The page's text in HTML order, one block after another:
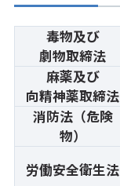
毒物及び
劇物取締法
麻薬及び
向精神薬取締法
消防法（危険
物）
労働安全衛生法